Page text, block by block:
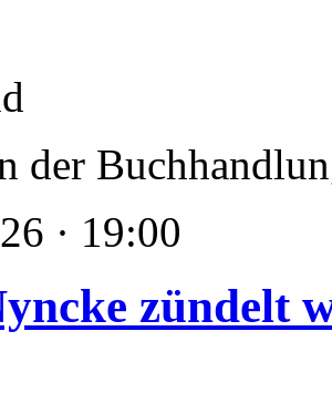
der
· 19:00
zündelt